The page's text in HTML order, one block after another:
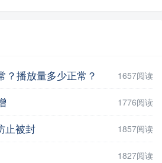
？播放量多少正常？ 1657阅读
1776阅读
止被封 1857阅读
1827阅读